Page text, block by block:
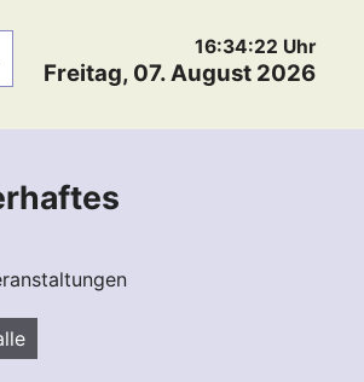
16:34:23 Uhr
Freitag, 07. August 2026